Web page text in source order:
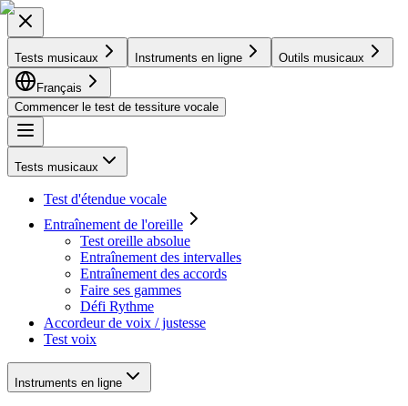
Tests musicaux Instruments en ligne Outils musicaux
Français
Commencer le test de tessiture vocale
Tests musicaux
Test d'étendue vocale
Entraînement de l'oreille
Test oreille absolue
Entraînement des intervalles
Entraînement des accords
Faire ses gammes
Défi Rythme
Accordeur de voix / justesse
Test voix
Instruments en ligne